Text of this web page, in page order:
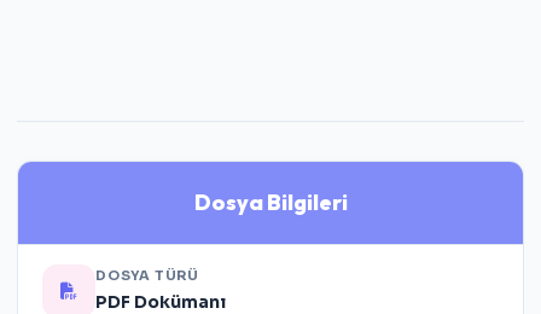
Dosya Bilgileri
DOSYA TÜRÜ
PDF Dokümanı